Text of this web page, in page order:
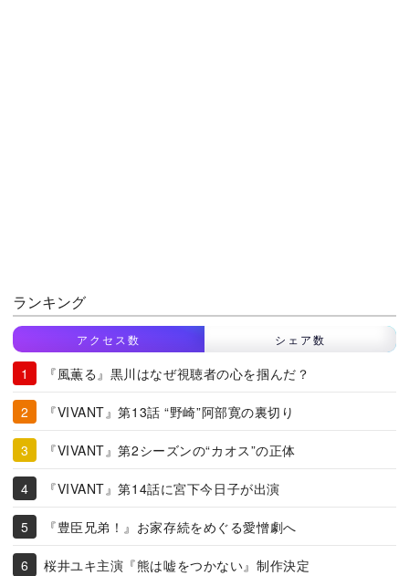
ランキング
アクセス数 シェア数
『風薫る』黒川はなぜ視聴者の心を掴んだ？
『VIVANT』第13話 “野崎”阿部寛の裏切り
『VIVANT』第2シーズンの“カオス”の正体
『VIVANT』第14話に宮下今日子が出演
『豊臣兄弟！』お家存続をめぐる愛憎劇へ
桜井ユキ主演『熊は嘘をつかない』制作決定